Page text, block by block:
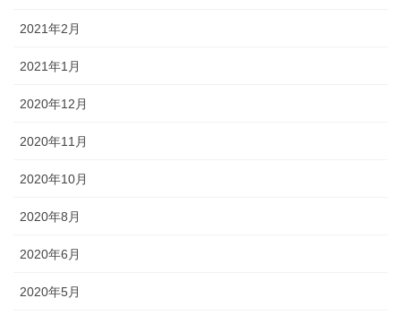
2021年2月
2021年1月
2020年12月
2020年11月
2020年10月
2020年8月
2020年6月
2020年5月